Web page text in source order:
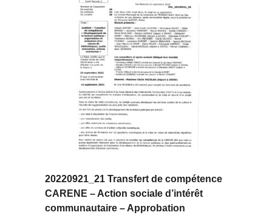
20220921_21 Transfert de compétence
CARENE – Action sociale d’intérêt
communautaire – Approbation